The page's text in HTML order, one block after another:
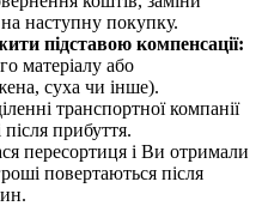
наступну покупку.
підставою компенсації:
матеріалу або
суха чи інше).
транспортної компанії
прибуття.
пересортиця і Ви отримали
повертаються після